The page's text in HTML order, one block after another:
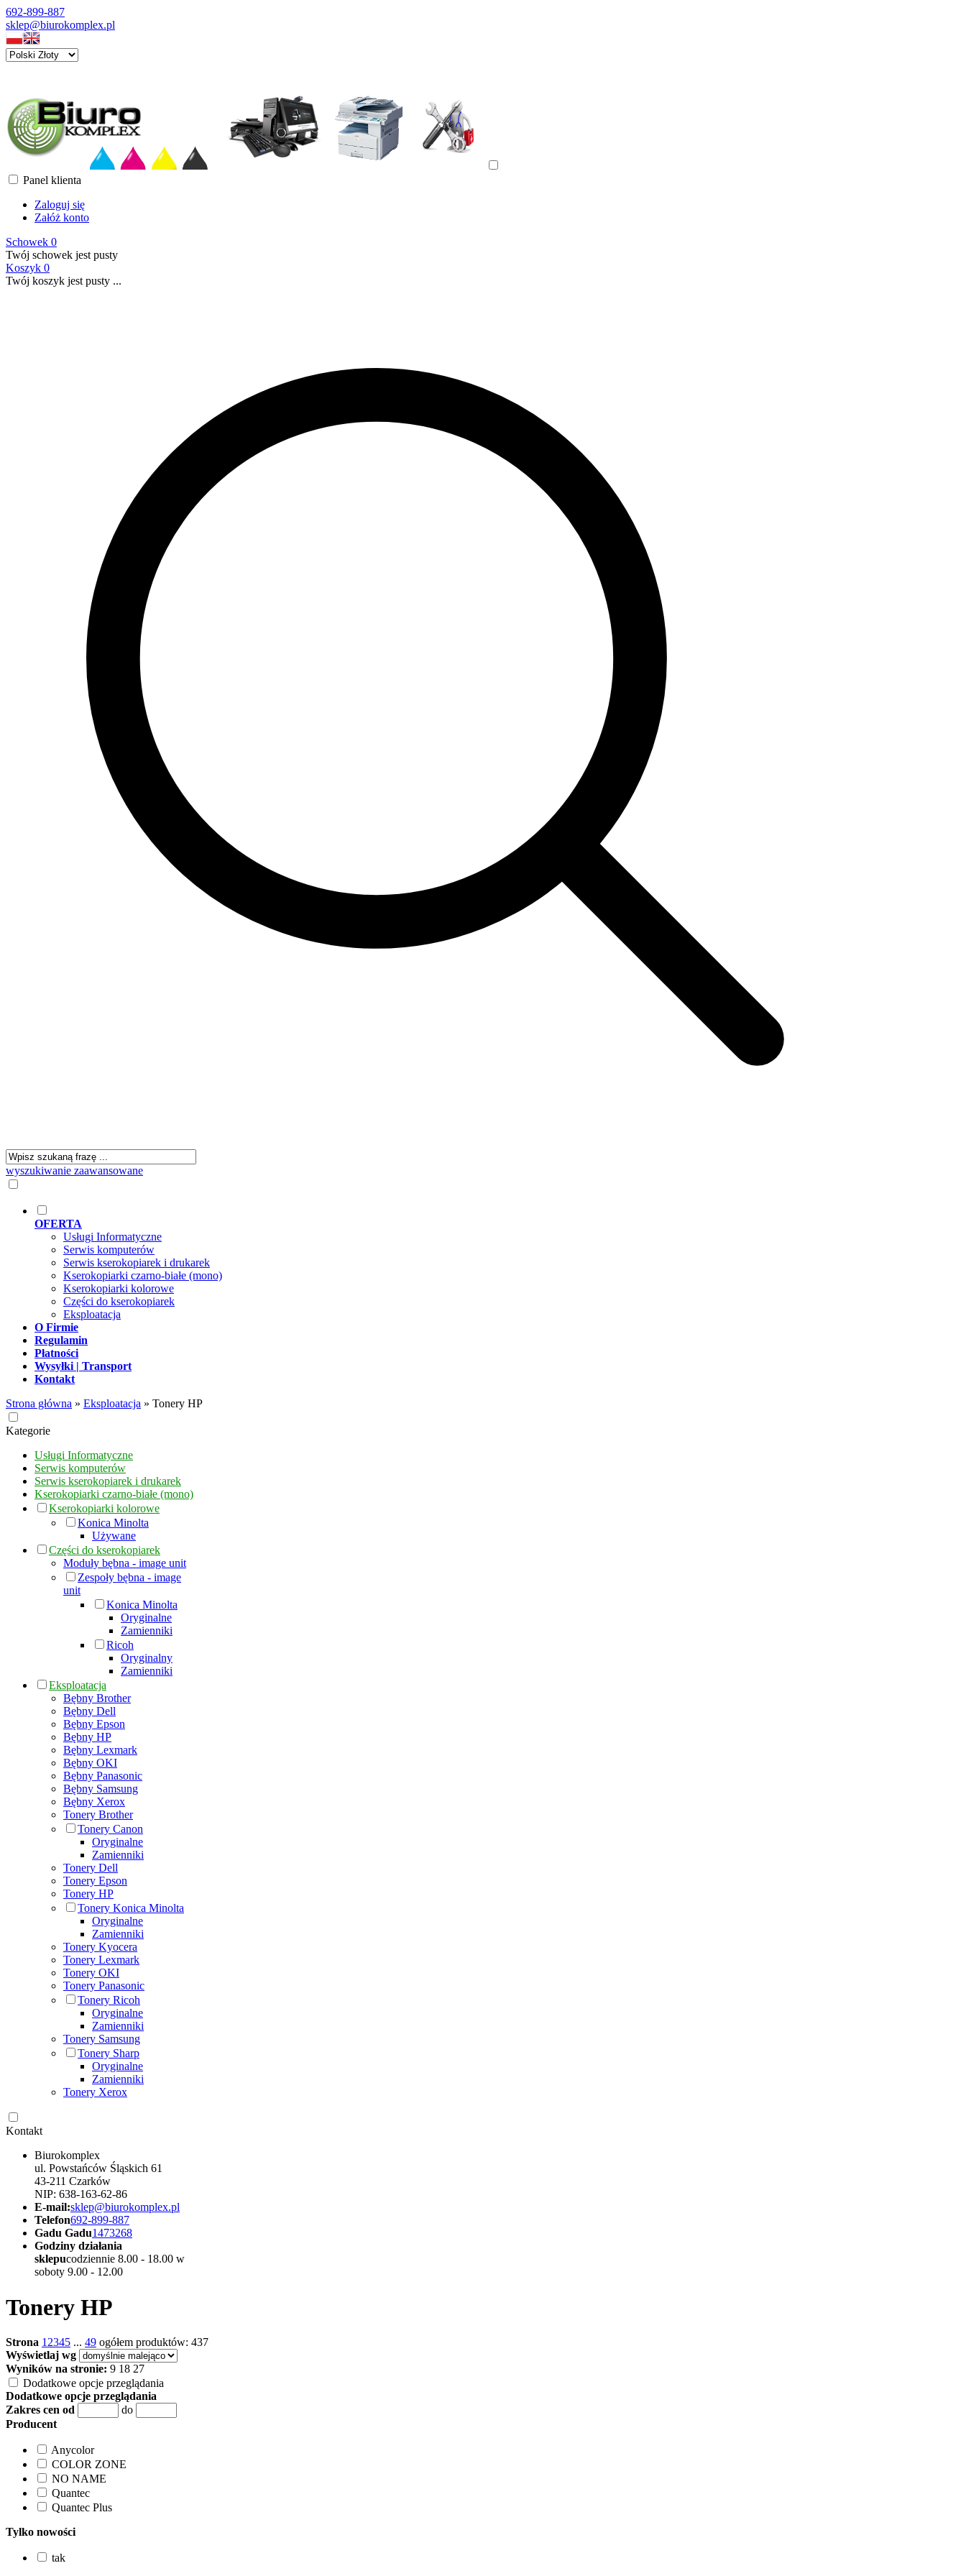
692-899-887
sklep@biurokomplex.pl
Panel klienta
Zaloguj się
Załóż konto
Schowek 0
Twój schowek jest pusty
Koszyk 0
Twój koszyk jest pusty ...
wyszukiwanie zaawansowane
OFERTA
Usługi Informatyczne
Serwis komputerów
Serwis kserokopiarek i drukarek
Kserokopiarki czarno-białe (mono)
Kserokopiarki kolorowe
Części do kserokopiarek
Eksploatacja
O Firmie
Regulamin
Płatności
Wysyłki | Transport
Kontakt
Strona główna » Eksploatacja » Tonery HP
Kategorie
Usługi Informatyczne
Serwis komputerów
Serwis kserokopiarek i drukarek
Kserokopiarki czarno-białe (mono)
Kserokopiarki kolorowe
Konica Minolta
Używane
Części do kserokopiarek
Moduły bębna - image unit
Zespoły bębna - image
unit
Konica Minolta
Oryginalne
Zamienniki
Ricoh
Oryginalny
Zamienniki
Eksploatacja
Bębny Brother
Bębny Dell
Bębny Epson
Bębny HP
Bębny Lexmark
Bębny OKI
Bębny Panasonic
Bębny Samsung
Bębny Xerox
Tonery Brother
Tonery Canon
Oryginalne
Zamienniki
Tonery Dell
Tonery Epson
Tonery HP
Tonery Konica Minolta
Oryginalne
Zamienniki
Tonery Kyocera
Tonery Lexmark
Tonery OKI
Tonery Panasonic
Tonery Ricoh
Oryginalne
Zamienniki
Tonery Samsung
Tonery Sharp
Oryginalne
Zamienniki
Tonery Xerox
Kontakt
Biurokomplex
ul. Powstańców Śląskich 61
43-211 Czarków
NIP: 638-163-62-86
E-mail:sklep@biurokomplex.pl
Telefon692-899-887
Gadu Gadu1473268
Godziny działania
sklepucodziennie 8.00 - 18.00 w
soboty 9.00 - 12.00
Tonery HP
Strona 1 2345 ... 49 ogółem produktów: 437
Wyświetlaj wg
Wyników na stronie: 9 18 27
Dodatkowe opcje przeglądania
Dodatkowe opcje przeglądania
Zakres cen od
do
Producent
Anycolor
COLOR ZONE
NO NAME
Quantec
Quantec Plus
Tylko nowości
tak